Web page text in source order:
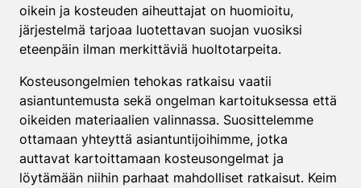
oikein ja kosteuden aiheuttajat on huomioitu,
järjestelmä tarjoaa luotettavan suojan vuosiksi
eteenpäin ilman merkittäviä huoltotarpeita.
Kosteusongelmien tehokas ratkaisu vaatii
asiantuntemusta sekä ongelman kartoituksessa että
oikeiden materiaalien valinnassa. Suosittelemme
ottamaan yhteyttä asiantuntijoihimme, jotka
auttavat kartoittamaan kosteusongelmat ja
löytämään niihin parhaat mahdolliset ratkaisut. Keim